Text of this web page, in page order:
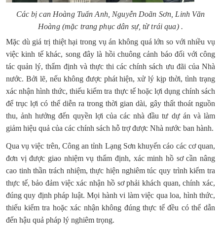
Các bị can Hoàng Tuấn Anh, Nguyễn Doãn Sơn, Linh Văn
Hoàng (mặc trang phục dân sự, từ trái qua) .
Mặc dù giá trị thiệt hại trong vụ án không quá lớn so với nhiều vụ
việc kinh tế khác, song đây là hồi chuông cảnh báo đối với công
tác quản lý, thẩm định và thực thi các chính sách ưu đãi của Nhà
nước. Bởi lẽ, nếu không được phát hiện, xử lý kịp thời, tình trạng
xác nhận hình thức, thiếu kiểm tra thực tế hoặc lợi dụng chính sách
để trục lợi có thể diễn ra trong thời gian dài, gây thất thoát nguồn
thu, ảnh hưởng đến quyền lợi của các nhà đầu tư dự án và làm
giảm hiệu quả của các chính sách hỗ trợ được Nhà nước ban hành.
Qua vụ việc trên, Công an tỉnh Lạng Sơn khuyến cáo các cơ quan,
đơn vị được giao nhiệm vụ thẩm định, xác minh hồ sơ cần nâng
cao tinh thần trách nhiệm, thực hiện nghiêm túc quy trình kiểm tra
thực tế, bảo đảm việc xác nhận hồ sơ phải khách quan, chính xác,
đúng quy định pháp luật. Mọi hành vi làm việc qua loa, hình thức,
thiếu kiểm tra hoặc xác nhận không đúng thực tế đều có thể dẫn
đến hậu quả pháp lý nghiêm trọng.